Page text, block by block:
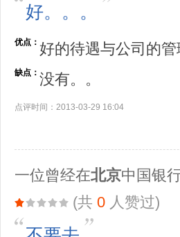
好。。。
优点： 好的待遇与公司的
缺点： 没有。。
点评时间：2013-03-29 16:04
一位曾经在北京中国银
(共 0 人赞过)